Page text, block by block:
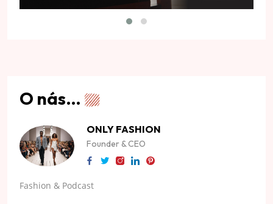
O nás…
ONLY FASHION
Founder & CEO
Fashion & Podcast